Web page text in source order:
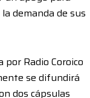
demanda de sus
Radio Coroico
se difundirá
dos cápsulas